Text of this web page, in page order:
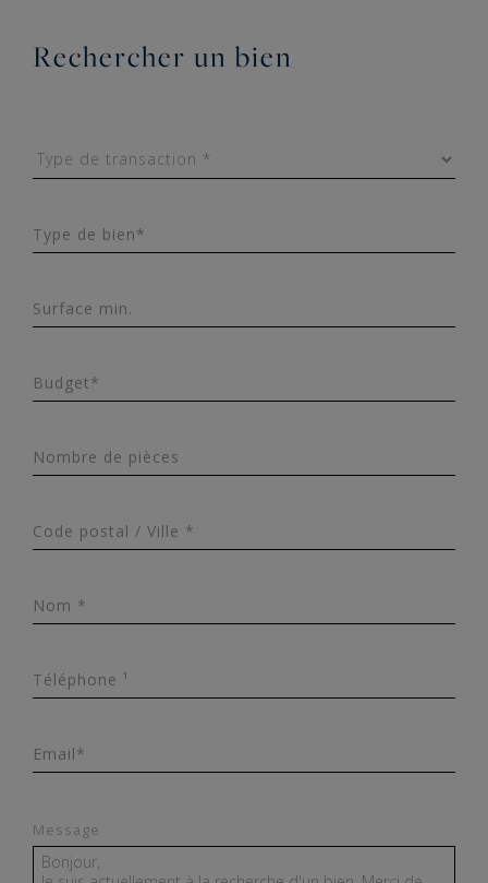
Rechercher un bien
Type de bien*
Surface min.
Budget*
Nombre de pièces
Code postal / Ville *
Nom *
Téléphone ¹
Email*
Message